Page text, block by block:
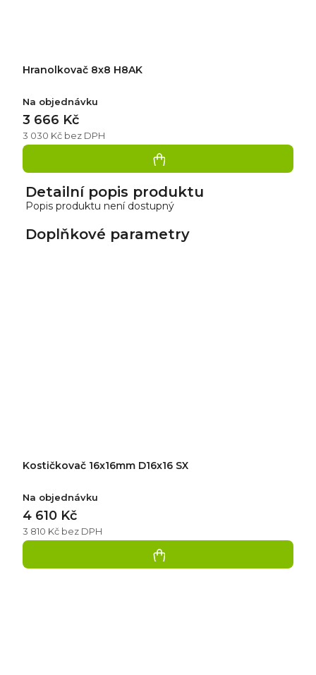
Hranolkovač 8x8 H8AK
Na objednávku
3 030 Kč bez DPH
3 666 Kč
Detailní popis produktu
Popis produktu není dostupný
Doplňkové parametry
Kostičkovač 16x16mm D16x16 SX
Na objednávku
3 810 Kč bez DPH
4 610 Kč